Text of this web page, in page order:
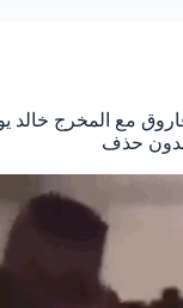
مع المخرج خالد